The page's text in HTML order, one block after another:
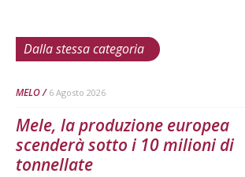
Dalla stessa categoria
MELO 6 Agosto 2026
Mele, la produzione europea
scenderà sotto i 10 milioni di
tonnellate